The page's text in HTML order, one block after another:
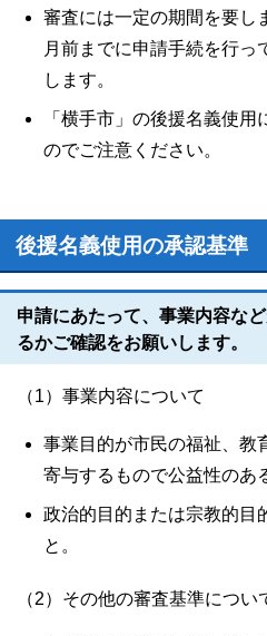
審査には一定の期間を要し
月前までに申請手続を行っ
します。
「横手市」の後援名義使
のでご注意ください。
後援名義使用の承認基準
申請にあたって、事業内容な
るかご確認をお願いします。
（1）事業内容について
事業目的が市民の福祉、教
寄与するもので公益性のあ
政治的目的または宗教的目
と。
（2）その他の審査基準につい